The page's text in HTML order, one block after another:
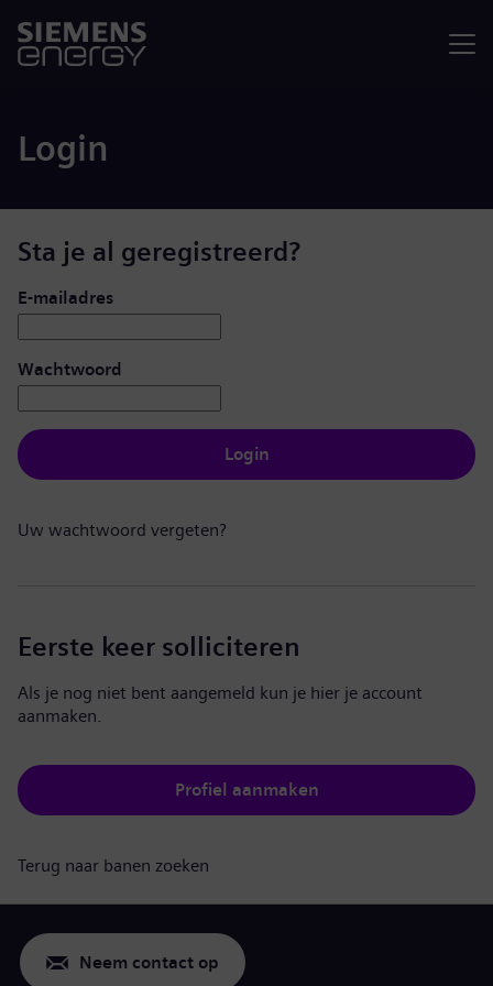
Login
Sta je al geregistreerd?
Inloggen: gebruiker en wachtwoord
E-mailadres
Wachtwoord
Login
Uw wachtwoord vergeten?
Eerste keer solliciteren
Als je nog niet bent aangemeld kun je hier je account
aanmaken.
Profiel aanmaken
Terug naar banen zoeken
Neem contact op